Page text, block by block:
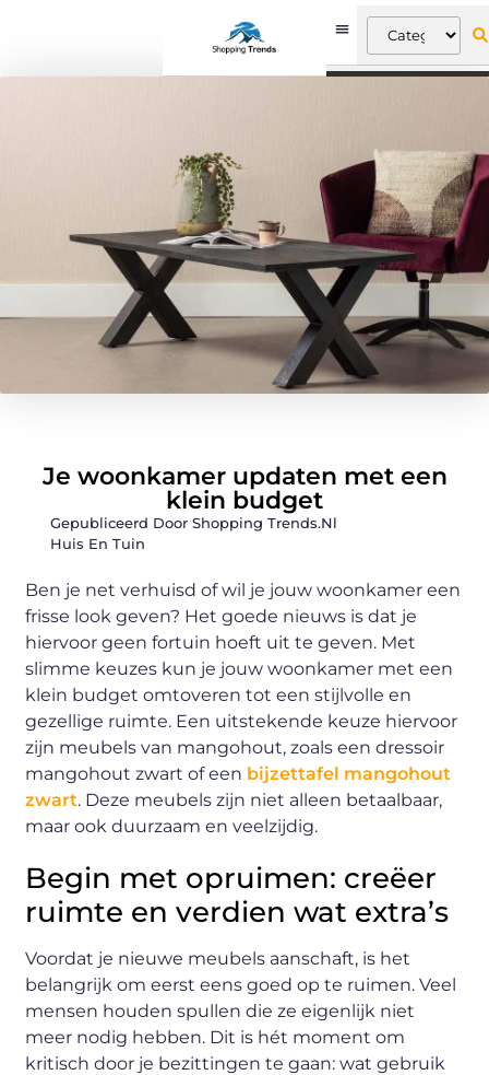
Je woonkamer updaten met een
klein budget
Gepubliceerd Door Shopping Trends.nl
Huis En Tuin
Ben je net verhuisd of wil je jouw woonkamer een
frisse look geven? Het goede nieuws is dat je
hiervoor geen fortuin hoeft uit te geven. Met
slimme keuzes kun je jouw woonkamer met een
klein budget omtoveren tot een stijlvolle en
gezellige ruimte. Een uitstekende keuze hiervoor
zijn meubels van mangohout, zoals een dressoir
mangohout zwart of een bijzettafel mangohout
zwart. Deze meubels zijn niet alleen betaalbaar,
maar ook duurzaam en veelzijdig.
Begin met opruimen: creëer
ruimte en verdien wat extra’s
Voordat je nieuwe meubels aanschaft, is het
belangrijk om eerst eens goed op te ruimen. Veel
mensen houden spullen die ze eigenlijk niet
meer nodig hebben. Dit is hét moment om
kritisch door je bezittingen te gaan: wat gebruik